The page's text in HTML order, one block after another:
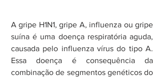
A gripe H1N1, gripe A, influenza ou gripe
suína é uma doença respiratória aguda,
causada pelo influenza vírus do tipo A.
Essa doença é consequência da
combinação de segmentos genéticos do